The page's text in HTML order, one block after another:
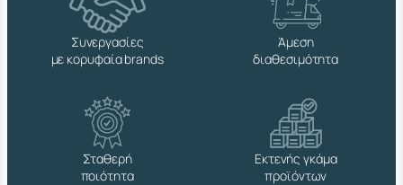
Συνεργασίες
με κορυφαία brands
Άμεση
διαθεσιμότητα
Σταθερή
ποιότητα
Εκτενής γκάμα
προϊόντων